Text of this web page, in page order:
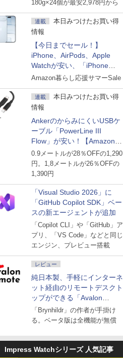
180g×24個が最安2,978円から
連載
本日みつけたお買い得
情報
【今日までセール！】
iPhone、AirPods、Apple
Watchが安い、「iPhone
Air」256GB版が139,800円な
Amazon暮らし応援サマーSale
連載
本日みつけたお買い得
情報
AnkerのからみにくいUSBケ
ーブル「PowerLine III
Flow」が安い！【Amazon暮
らし応援サマーSale】
0.9メートルが28％OFFの1,290
円。1,8メートルが26％OFFの
1,390円
「Visual Studio 2026」に
「GitHub Copilot SDK」ベー
スの新エージェントが追加
「Copilot CLI」や「GitHub」ア
プリ、「VS Code」などと同じ
エンジン、プレビュー搭載
レビュー
純日本製、手軽にインターネ
ット経由のリモートデスクト
ップができる「Avalon
remote」
「Brynhildr」の作者が手掛け
る。ベータ版は全機能が無償
Impress Watchシリーズ 人気記事